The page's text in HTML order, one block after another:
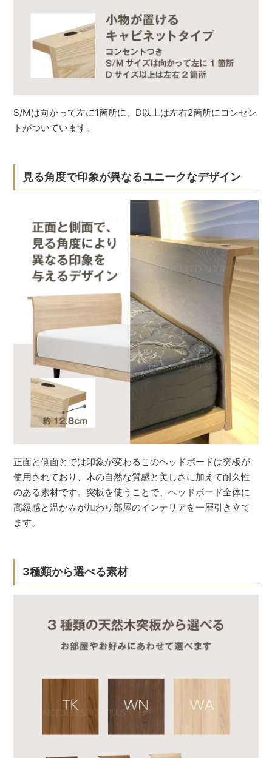
S/Mは向かって左に1箇所に、D以上は左右2箇所にコンセン
トがついています。
見る角度で印象が異なるユニークなデザイン
正面と側面とでは印象が変わるこのヘッドボードは突板が
使用されており、木の自然な質感と美しさに加えて耐久性
のある素材です。突板を使うことで、ヘッドボード全体に
高級感と温かみが加わり部屋のインテリアを一層引き立て
ます。
3種類から選べる素材